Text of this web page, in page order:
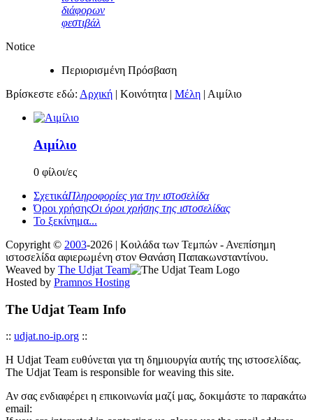
διάφορων
φεστιβάλ
Notice
Περιορισμένη Πρόσβαση
Βρίσκεστε εδώ: Αρχική | Κοινότητα | Μέλη | Αιμίλιο
Αιμίλιο
0 φίλοι/ες
ΣχετικάΠληροφορίες για την ιστοσελίδα
Όροι χρήσηςΟι όροι χρήσης της ιστοσελίδας
Το ξεκίνημα...
Copyright © 2003-2026 | Κοιλάδα των Τεμπών - Ανεπίσημη
ιστοσελίδα αφιερωμένη στον Θανάση Παπακωνσταντίνου.
Weaved by The Udjat Team
Hosted by Pramnos Hosting
The Udjat Team Info
:: udjat.no-ip.org ::
Η Udjat Team ευθύνεται για τη δημιουργία αυτής της ιστοσελίδας.
The Udjat Team is responsible for weaving this site.
Αν σας ενδιαφέρει η επικοινωνία μαζί μας, δοκιμάστε το παρακάτω
email: